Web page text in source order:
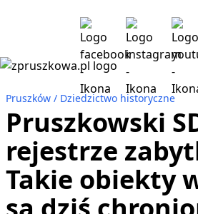
Pruszków Dziedzictwo historyczne
Pruszkowski
rejestrze
Takie obiekty